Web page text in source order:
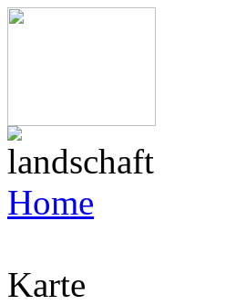
Home
Karte